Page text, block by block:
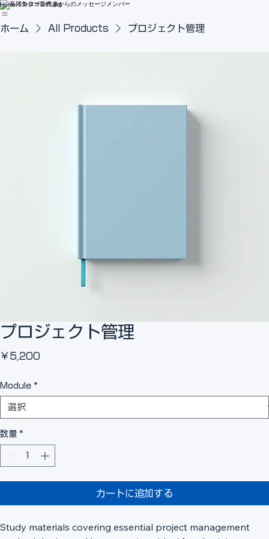
Homeインターン代表からのメッセージ メンバー
ホーム All Products プロジェクト管理
プロジェクト管理
￥5,200価
Module *
数量 *
カートに追加する
Study materials covering essential project management